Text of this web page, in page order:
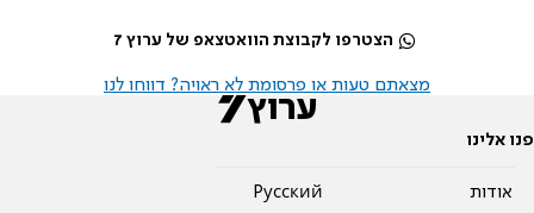
הצטרפו לקבוצת הוואטצאפ של ערוץ 7
מצאתם טעות או פרסומת לא ראויה? דווחו לנו
פנו אלינו
אודות
Pусский